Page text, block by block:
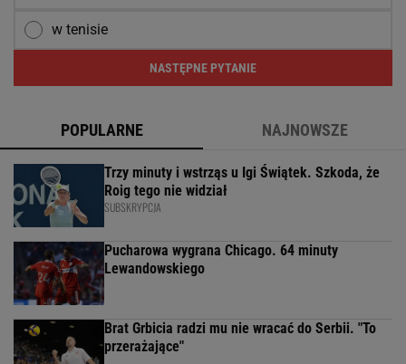
w tenisie
NASTĘPNE PYTANIE
POPULARNE NAJNOWSZE
Trzy minuty i wstrząs u Igi Świątek. Szkoda, że
Roig tego nie widział
SUBSKRYPCJA
Pucharowa wygrana Chicago. 64 minuty
Lewandowskiego
Brat Grbicia radzi mu nie wracać do Serbii. "To
przerażające"